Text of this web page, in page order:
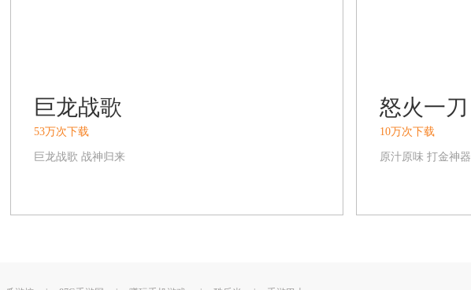
巨龙战歌
53万次下载
巨龙战歌 战神归来
怒火一刀
10万次下载
原汁原味 打金神器